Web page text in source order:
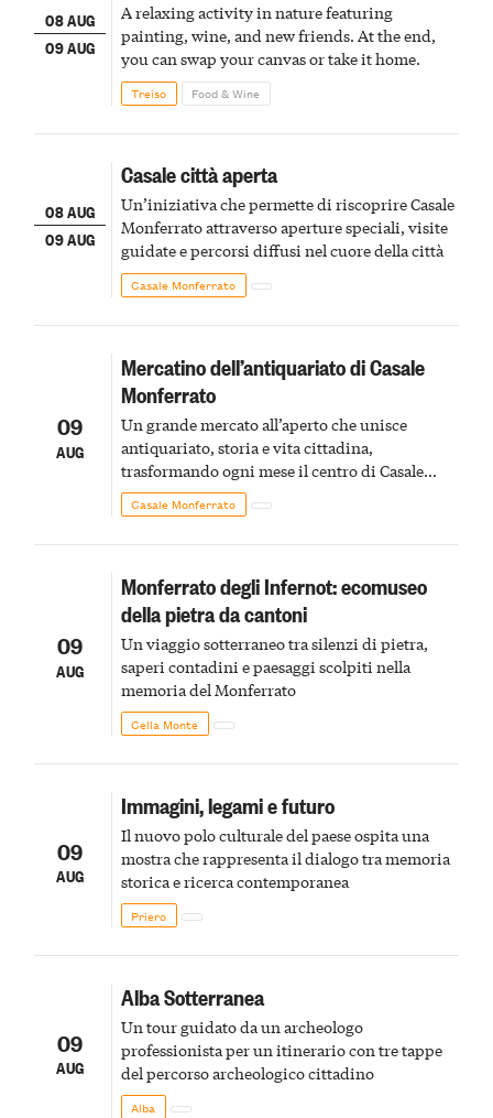
08 AUG
09 AUG
A relaxing activity in nature featuring
painting, wine, and new friends. At the end,
you can swap your canvas or take it home.
Treiso Food & Wine
08 AUG
09 AUG
Casale città aperta
Un’iniziativa che permette di riscoprire Casale
Monferrato attraverso aperture speciali, visite
guidate e percorsi diffusi nel cuore della città
Casale Monferrato
09
AUG
Mercatino dell’antiquariato di Casale
Monferrato
Un grande mercato all’aperto che unisce
antiquariato, storia e vita cittadina,
trasformando ogni mese il centro di Casale
Monferrato in un luogo di scoperta e racconto
Casale Monferrato
09
AUG
Monferrato degli Infernot: ecomuseo
della pietra da cantoni
Un viaggio sotterraneo tra silenzi di pietra,
saperi contadini e paesaggi scolpiti nella
memoria del Monferrato
Cella Monte
09
AUG
Immagini, legami e futuro
Il nuovo polo culturale del paese ospita una
mostra che rappresenta il dialogo tra memoria
storica e ricerca contemporanea
Priero
09
AUG
Alba Sotterranea
Un tour guidato da un archeologo
professionista per un itinerario con tre tappe
del percorso archeologico cittadino
Alba